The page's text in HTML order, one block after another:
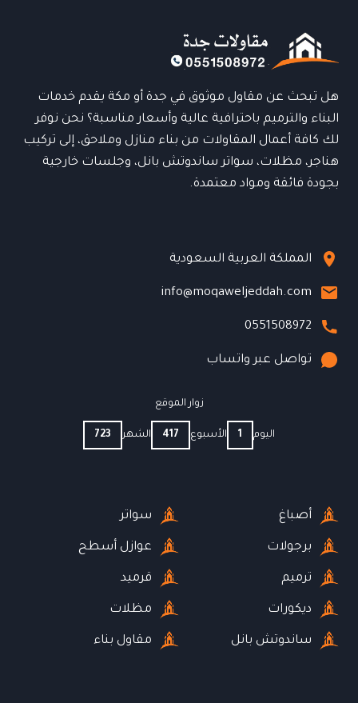
مظهر
فاخر
هل تبحث عن مقاول موثوق في جدة أو مكة يقدم خدمات
البناء والترميم باحترافية عالية وأسعار مناسبة؟ نحن نوفر
لك كافة أعمال المقاولات من بناء منازل وملاحق، إلى تركيب
هناجر، مظلات، سواتر ساندوتش بانل، وجلسات خارجية
بجودة فائقة ومواد معتمدة.
المملكة العربية السعودية
info@moqaweljeddah.com
0551508972
تواصل عبر واتساب
زوار الموقع
اليوم 1 الأسبوع 417 الشهر 723
أصباغ
برجولات
ترميم
ديكورات
ساندوتش بانل
سواتر
عوازل أسطح
قرميد
مظلات
مقاول بناء